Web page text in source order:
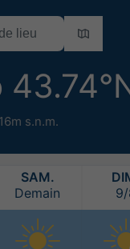
16m s.n.m.
SAM.
Demain